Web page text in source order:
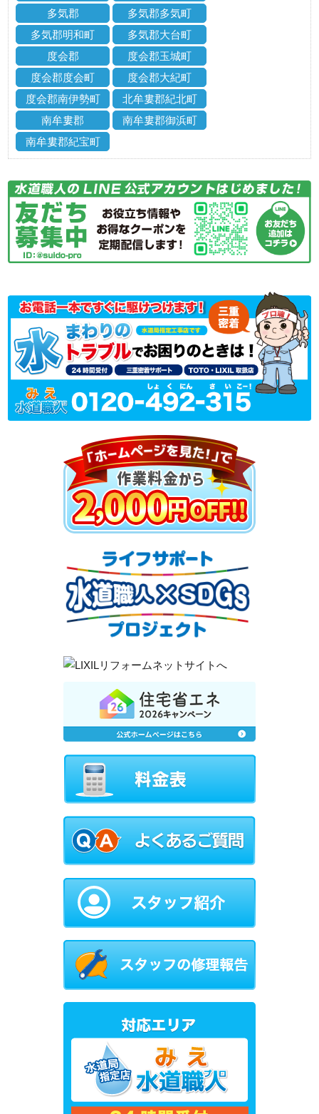
多気郡
多気郡多気町
多気郡明和町
多気郡大台町
度会郡
度会郡玉城町
度会郡度会町
度会郡大紀町
度会郡南伊勢町
北牟婁郡紀北町
南牟婁郡
南牟婁郡御浜町
南牟婁郡紀宝町